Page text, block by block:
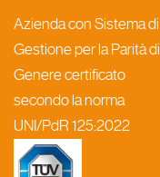
Azienda con Sistema di
Gestione per la Parità di
Genere certificato
secondo la norma
UNI/PdR 125:2022